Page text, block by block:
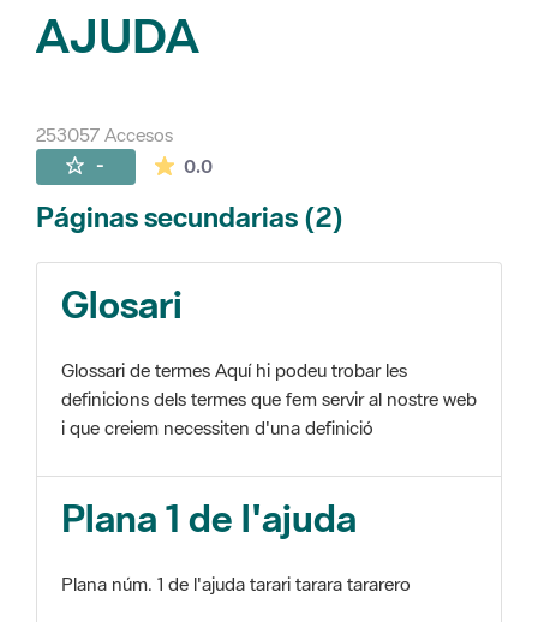
AJUDA
253057 Accesos
- 0.0La valoración media es de 0 estrellas de
Páginas secundarias (2)
Glosari
Glossari de termes Aquí hi podeu trobar les
definicions dels termes que fem servir al nostre web
i que creiem necessiten d'una definició
Plana 1 de l'ajuda
Plana núm. 1 de l'ajuda tarari tarara tararero